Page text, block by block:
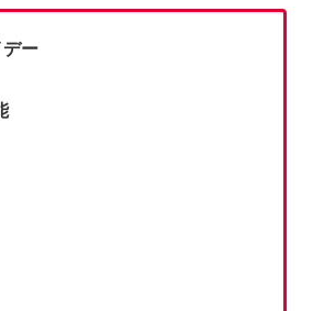
デー